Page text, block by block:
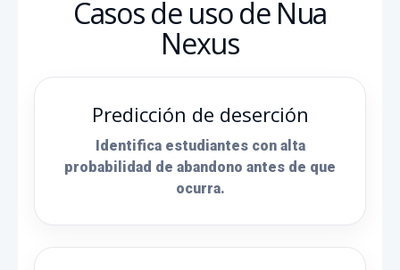
Casos de uso de Nua
Nexus
Predicción de deserción
Identifica estudiantes con alta
probabilidad de abandono antes de que
ocurra.